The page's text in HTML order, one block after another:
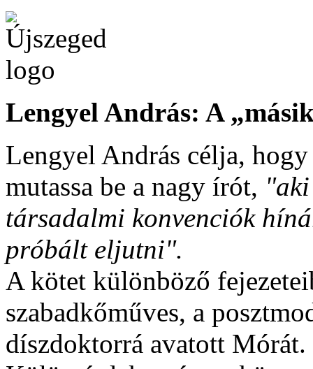
Lengyel András: A
Lengyel András célja,
mutassa be a nagy írót,
társadalmi konvenciók
próbált eljutni".
A kötet különböző
szabadkőműves, a
díszdoktorrá avatott Mórát.